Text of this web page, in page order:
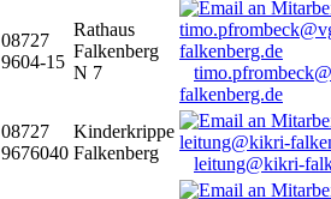
08727
9604-15
Rathaus
Falkenberg
N 7
falkenberg.de
08727
9676040
Kinderkrippe
Falkenberg
leitung@kikri-